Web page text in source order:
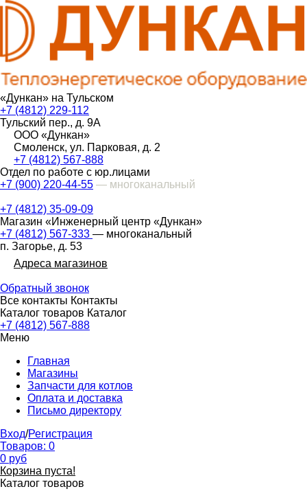
«Дункан» на Тульском
+7 (4812) 229-112
Тульский пер., д. 9А
ООО «Дункан»
Смоленск, ул. Парковая, д. 2
+7 (4812) 567-888
Отдел по работе с юр.лицами
+7 (900) 220-44-55 — многоканальный
+7 (4812) 35-09-09
Магазин «Инженерный центр «Дункан»
+7 (4812) 567-333 — многоканальный
п. Загорье, д. 53
Адреса магазинов
Обратный звонок
Все контакты Контакты
Каталог товаров Каталог
+7 (4812) 567-888
Меню
Главная
Магазины
Запчасти для котлов
Оплата и доставка
Письмо директору
Вход/Регистрация
Товаров: 0
0 руб
Корзина пуста!
Каталог товаров